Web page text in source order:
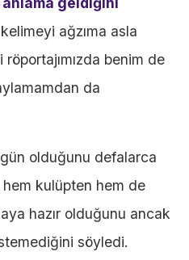
ağzıma asla
benim de
da
olduğunu defalarca
kulüpten hem de
hazır olduğunu ancak
söyledi.